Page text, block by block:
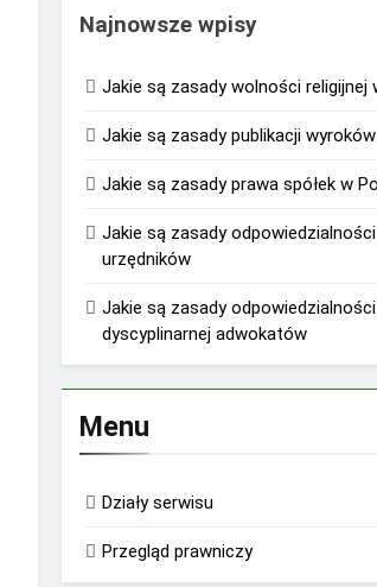
Najnowsze wpisy
Jakie są zasady wolności religijnej
Jakie są zasady publikacji
Jakie są zasady prawa spółek w
Jakie są zasady odpowiedzialności
urzędników
Jakie są zasady odpowiedzialności
dyscyplinarnej adwokatów
Menu
Działy serwisu
Przegląd prawniczy